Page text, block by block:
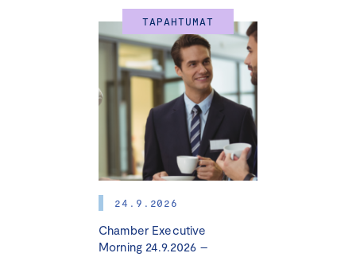
TAPAHTUMAT
24.9.2026
Chamber Executive
Morning 24.9.2026 –